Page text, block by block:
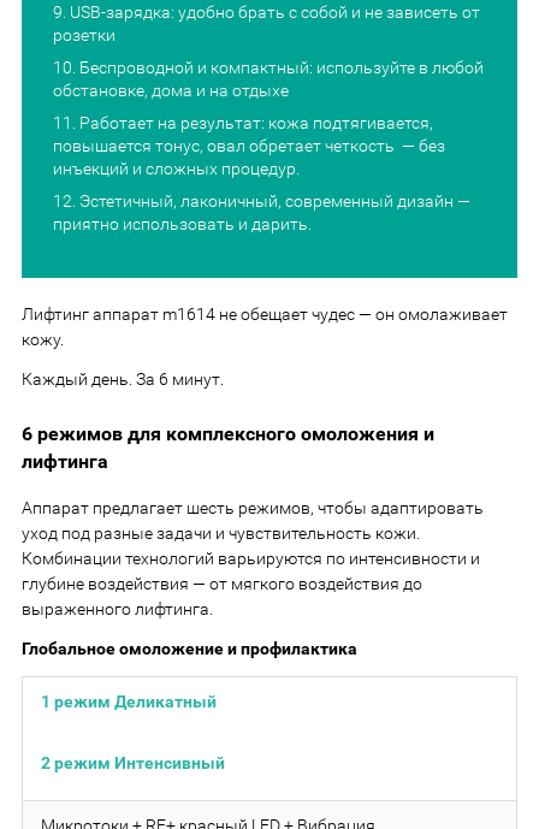
USB-зарядка: удобно брать с собой и не зависеть от
розетки
Беспроводной и компактный: используйте в любой
обстановке, дома и на отдыхе
Работает на результат: кожа подтягивается,
повышается тонус, овал обретает четкость — без
инъекций и сложных процедур.
Эстетичный, лаконичный, современный дизайн —
приятно использовать и дарить.
Лифтинг аппарат m1614 не обещает чудес — он омолаживает
кожу.
Каждый день. За 6 минут.
6 режимов для комплексного омоложения и
лифтинга
Аппарат предлагает шесть режимов, чтобы адаптировать
уход под разные задачи и чувствительность кожи.
Комбинации технологий варьируются по интенсивности и
глубине воздействия — от мягкого воздействия до
выраженного лифтинга.
Глобальное омоложение и профилактика
1 режим Деликатный
2 режим Интенсивный
Микротоки + RF+ красный LED + Вибрация